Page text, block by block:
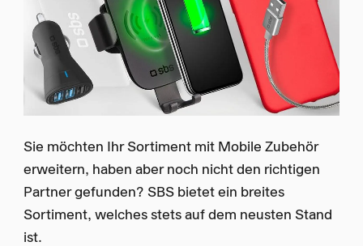
Sie möchten Ihr Sortiment mit Mobile Zubehör
erweitern, haben aber noch nicht den richtigen
Partner gefunden? SBS bietet ein breites
Sortiment, welches stets auf dem neusten Stand
ist.